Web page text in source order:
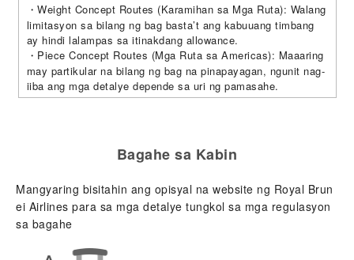
・Weight Concept Routes (Karamihan sa Mga Ruta): Walang
limitasyon sa bilang ng bag basta’t ang kabuuang timbang
ay hindi lalampas sa itinakdang allowance.
・Piece Concept Routes (Mga Ruta sa Americas): Maaaring
may partikular na bilang ng bag na pinapayagan, ngunit nag-
iiba ang mga detalye depende sa uri ng pamasahe.
Bagahe sa Kabin
Mangyaring bisitahin ang opisyal na website ng Royal Brun
ei Airlines para sa mga detalye tungkol sa mga regulasyon
sa bagahe